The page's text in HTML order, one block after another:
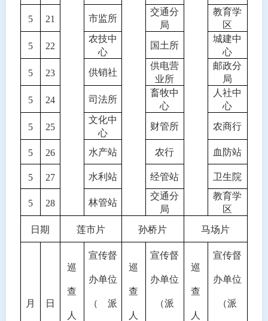
5 21 市监所
交通分
局
教育学
区
5 22
农技中
心
国土所
城建中
心
5 23 供销社
供电营
业所
邮政分
局
5 24 司法所
畜牧中
心
人社中
心
5 25
文化中
心
财管所 农商行
5 26 水产站 农行 血防站
5 27 水利站 经管站 卫生院
5 28 林管站
交通分
局
教育学
区
日期
莲市片 孙桥片 马场片
月 日
巡
查
人
宣传督
办单位
（派
巡
查
人
宣传督
办单位
（派
巡
查
人
宣传督
办单位
（派